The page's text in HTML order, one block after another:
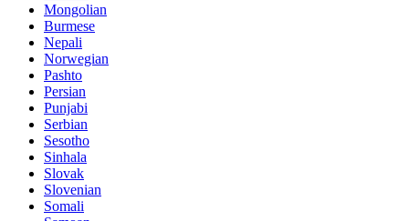
Mongolian
Burmese
Nepali
Norwegian
Pashto
Persian
Punjabi
Serbian
Sesotho
Sinhala
Slovak
Slovenian
Somali